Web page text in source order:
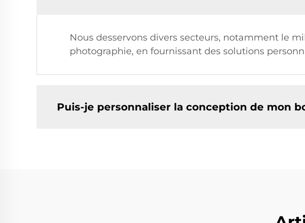
Nous desservons divers secteurs, notamment le
photographie, en fournissant des solutions
Puis-je personnaliser la conception de mon